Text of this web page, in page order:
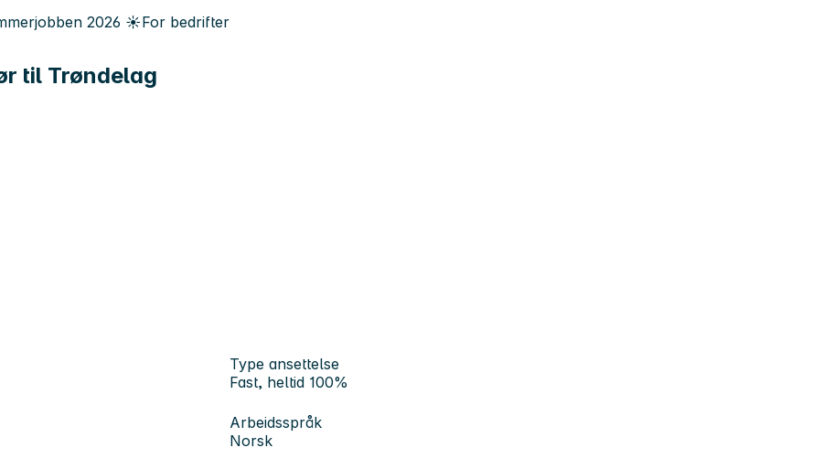
2026 ☀️For bedrifter
til Trøndelag
Type ansettelse
Fast, heltid 100%
Arbeidsspråk
Norsk